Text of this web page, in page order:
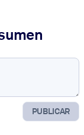
PUBLICAR